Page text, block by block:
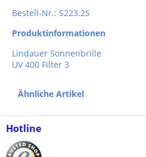
Bestell-Nr.: S223.2S
Produktinformationen
Lindauer Sonnenbrille
UV 400 Filter 3
Ähnliche Artikel
Hotline